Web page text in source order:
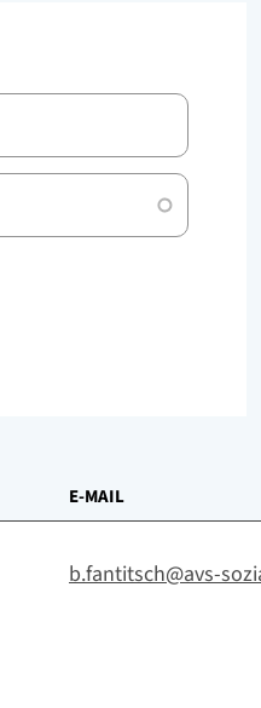
angezeigt
E-MAIL
b.fantitsch@avs-